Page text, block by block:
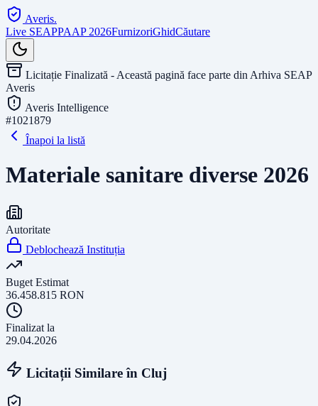
Averis.
Live SEAPPAAP 2026FurnizoriGhidCăutare
Licitație Finalizată - Această pagină face parte din Arhiva SEAP
Averis
Averis Intelligence
#1021879
Înapoi la listă
Materiale sanitare diverse 2026
Autoritate
Deblochează Instituția
Buget Estimat
36.458.815 RON
Finalizat la
29.04.2026
Licitații Similare în Cluj